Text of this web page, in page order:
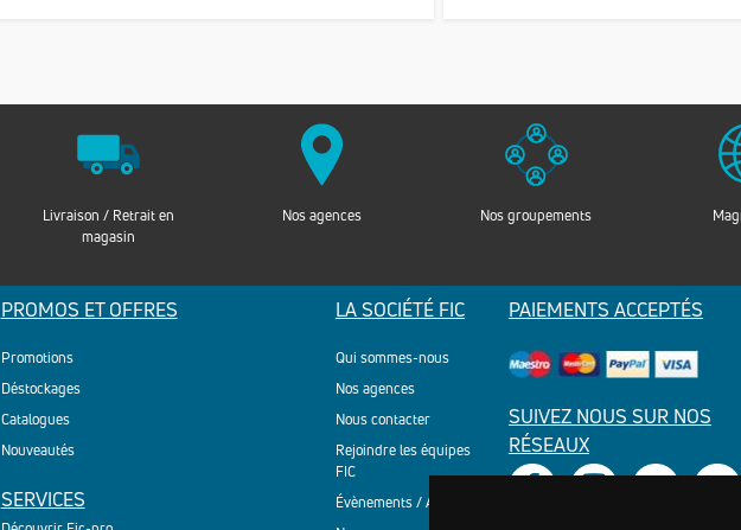
Livraison / Retrait en
magasin
Nos agences Nos groupements
PROMOS ET OFFRES
Promotions
Déstockages
Catalogues
Nouveautés
SERVICES
LA SOCIÉTÉ FIC
Qui sommes-nous
Nos agences
Nous contacter
Rejoindre les équipes
FIC
Évènements / Actualités
PAIEMENTS ACCEPTÉS
SUIVEZ NOUS SUR NOS
RÉSEAUX